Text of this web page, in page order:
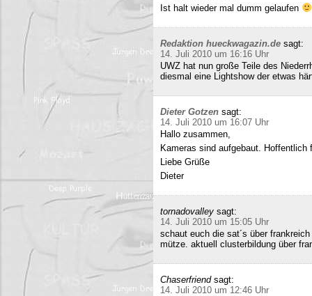
Ist halt wieder mal dumm gelaufen
Redaktion hueckwagazin.de sagt:
14. Juli 2010 um 16:16 Uhr
UWZ hat nun große Teile des
diesmal eine Lightshow der etwas
Dieter Gotzen sagt:
14. Juli 2010 um 16:07 Uhr
Hallo zusammen,
Kameras sind aufgebaut.
Liebe Grüße
Dieter
tornadovalley sagt:
14. Juli 2010 um 15:05 Uhr
schaut euch die sat´s über
mütze. aktuell clusterbildung über
Chaserfriend sagt:
14. Juli 2010 um 12:46 Uhr